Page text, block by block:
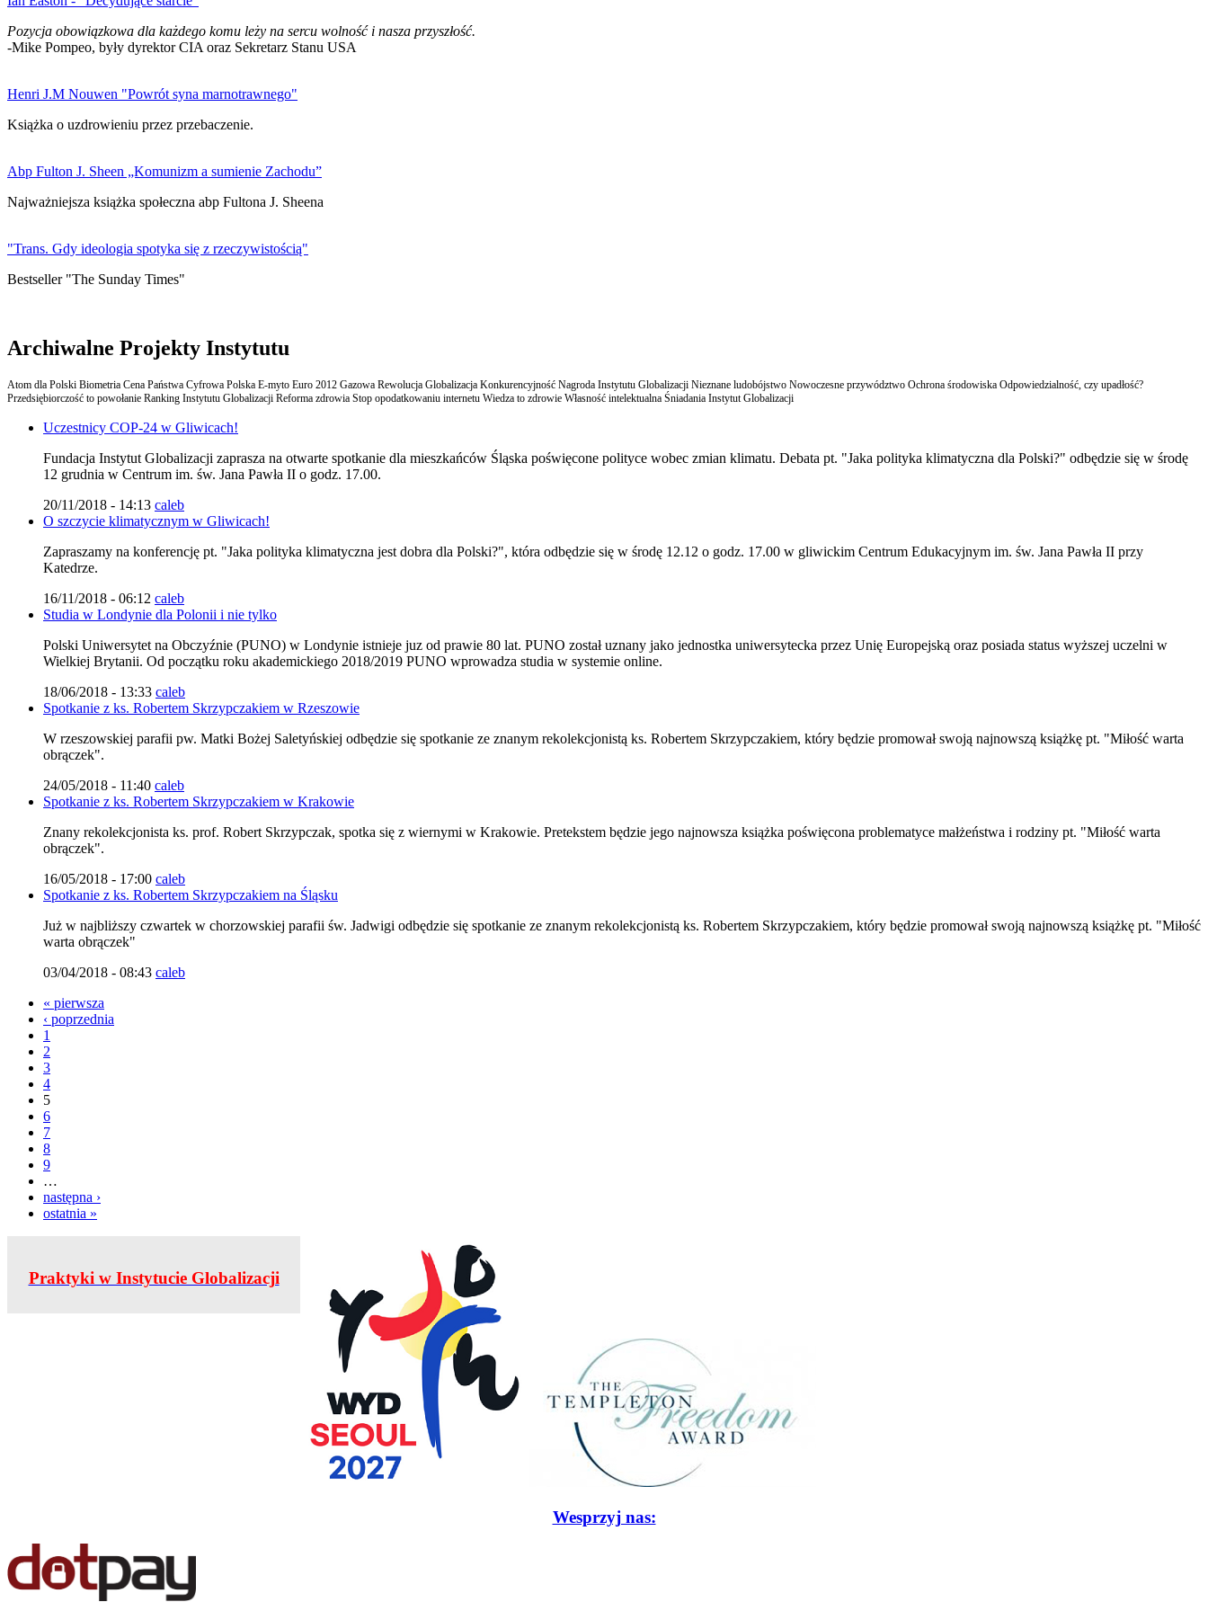
Pozycja obowiązkowa dla każdego komu leży na sercu wolność i nasza przyszłość.
-Mike Pompeo, były dyrektor CIA oraz Sekretarz Stanu USA
Henri J.M Nouwen "Powrót syna marnotrawnego"
Książka o uzdrowieniu przez przebaczenie.
Abp Fulton J. Sheen „Komunizm a sumienie Zachodu”
Najważniejsza książka społeczna abp Fultona J. Sheena
"Trans. Gdy ideologia spotyka się z rzeczywistością"
Bestseller "The Sunday Times"
Archiwalne Projekty Instytutu
Atom dla Polski Biometria Cena Państwa Cyfrowa Polska E-myto Euro 2012 Gazowa Rewolucja Globalizacja Konkurencyjność Nagroda Instytutu Globalizacji Nieznane ludobójstwo Nowoczesne przywództwo Ochrona środowiska Odpowiedzialność, czy upadłość?
Przedsiębiorczość to powołanie Ranking Instytutu Globalizacji Reforma zdrowia Stop opodatkowaniu internetu Wiedza to zdrowie Własność intelektualna Śniadania Instytut Globalizacji
Uczestnicy COP-24 w Gliwicach!
Fundacja Instytut Globalizacji zaprasza na otwarte spotkanie dla mieszkańców Śląska poświęcone polityce wobec zmian klimatu. Debata pt. "Jaka polityka klimatyczna dla Polski?" odbędzie się w środę
12 grudnia w Centrum im. św. Jana Pawła II o godz. 17.00.
20/11/2018 - 14:13 caleb
O szczycie klimatycznym w Gliwicach!
Zapraszamy na konferencję pt. "Jaka polityka klimatyczna jest dobra dla Polski?", która odbędzie się w środę 12.12 o godz. 17.00 w gliwickim Centrum Edukacyjnym im. św. Jana Pawła II przy
Katedrze.
16/11/2018 - 06:12 caleb
Studia w Londynie dla Polonii i nie tylko
Polski Uniwersytet na Obczyźnie (PUNO) w Londynie istnieje juz od prawie 80 lat. PUNO został uznany jako jednostka uniwersytecka przez Unię Europejską oraz posiada status wyższej uczelni w
Wielkiej Brytanii. Od początku roku akademickiego 2018/2019 PUNO wprowadza studia w systemie online.
18/06/2018 - 13:33 caleb
Spotkanie z ks. Robertem Skrzypczakiem w Rzeszowie
W rzeszowskiej parafii pw. Matki Bożej Saletyńskiej odbędzie się spotkanie ze znanym rekolekcjonistą ks. Robertem Skrzypczakiem, który będzie promował swoją najnowszą książkę pt. "Miłość warta
obrączek".
24/05/2018 - 11:40 caleb
Spotkanie z ks. Robertem Skrzypczakiem w Krakowie
Znany rekolekcjonista ks. prof. Robert Skrzypczak, spotka się z wiernymi w Krakowie. Pretekstem będzie jego najnowsza książka poświęcona problematyce małżeństwa i rodziny pt. "Miłość warta
obrączek".
16/05/2018 - 17:00 caleb
Spotkanie z ks. Robertem Skrzypczakiem na Śląsku
Już w najbliższy czwartek w chorzowskiej parafii św. Jadwigi odbędzie się spotkanie ze znanym rekolekcjonistą ks. Robertem Skrzypczakiem, który będzie promował swoją najnowszą książkę pt. "Miłość
warta obrączek"
03/04/2018 - 08:43 caleb
« pierwsza
‹ poprzednia
1
2
3
4
5
6
7
8
9
…
następna ›
ostatnia »
Praktyki w Instytucie Globalizacji
Wesprzyj nas: